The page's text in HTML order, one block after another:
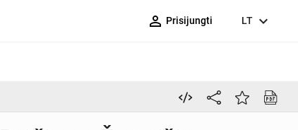
person_outline Prisijungti LT expand_more